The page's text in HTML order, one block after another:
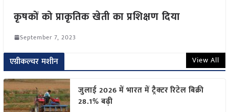
कृषकों को प्राकृतिक खेती का प्रशिक्षण दिया
September 7, 2023
एग्रीकल्चर मशीन View All
जुलाई 2026 में भारत में ट्रैक्टर रिटेल बिक्री
28.1% बढ़ी